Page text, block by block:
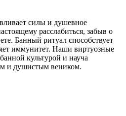
силы и душевное
расслабиться, забыв о
Банный ритуал способствует
иммунитет. Наши виртуозные
культурой и науча
и душистым веником.